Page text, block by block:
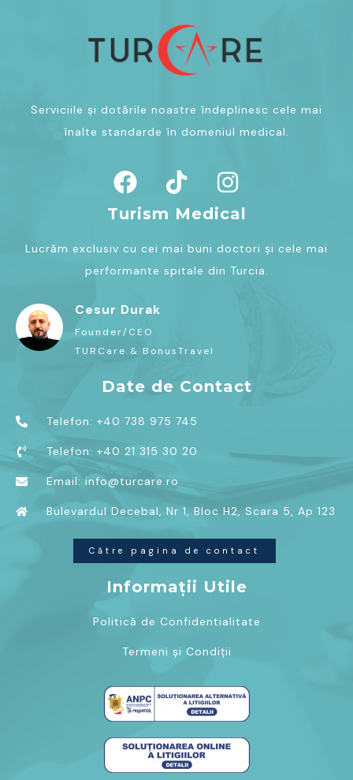
Serviciile și dotările noastre îndeplinesc cele mai
înalte standarde în domeniul medical.
Turism Medical
Lucrăm exclusiv cu cei mai buni doctori și cele mai
performante spitale din Turcia.
Cesur Durak
Founder/CEO
TURCare & BonusTravel
Date de Contact
Telefon: +40 738 975 745
Telefon: +40 21 315 30 20
Email: info@turcare.ro
Bulevardul Decebal, Nr 1, Bloc H2, Scara 5, Ap 123
Către pagina de contact
Informații Utile
Politică de Confidentialitate
Termeni și Condiții